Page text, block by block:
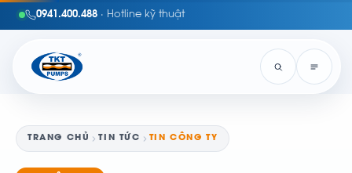
0941.400.488 · Hotline kỹ thuật
TRANG CHỦ TIN TỨC TIN CÔNG TY